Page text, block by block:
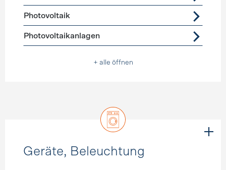
Photovoltaik
Photovoltaikanlagen
+ alle öffnen
Geräte, Beleuchtung